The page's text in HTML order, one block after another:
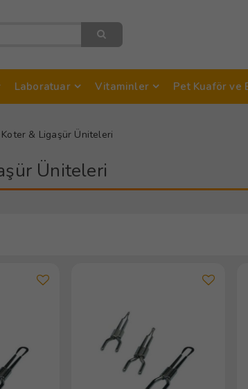
Laboratuar Vitaminler Pet Kuaför ve
Koter & Ligaşür Üniteleri
Üniteleri